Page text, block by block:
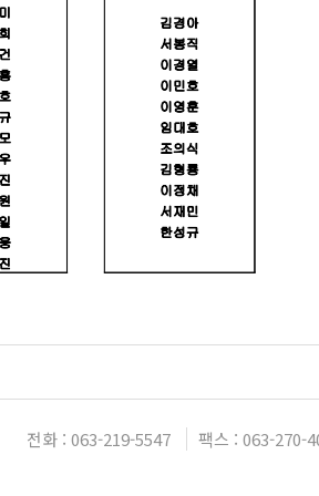
전화 : 063-219-5547
팩스 : 063-270-